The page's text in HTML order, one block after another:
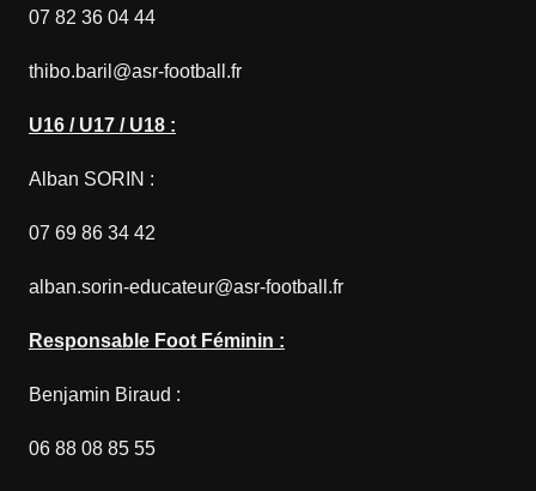
07 82 36 04 44
thibo.baril@asr-football.fr
U16 / U17 / U18 :
Alban SORIN :
07 69 86 34 42
alban.sorin-educateur@asr-football.fr
Responsable Foot Féminin :
Benjamin Biraud :
06 88 08 85 55